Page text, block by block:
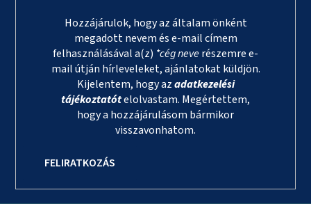
Hozzájárulok, hogy az általam önként
megadott nevem és e-mail címem
felhasználásával a(z) *cég neverészemre e-
mail útján hírleveleket, ajánlatokat küldjön.
Kijelentem, hogy azadatkezelési
tájékoztatótelolvastam. Megértettem,
hogy a hozzájárulásom bármikor
visszavonhatom.
FELIRATKOZÁS